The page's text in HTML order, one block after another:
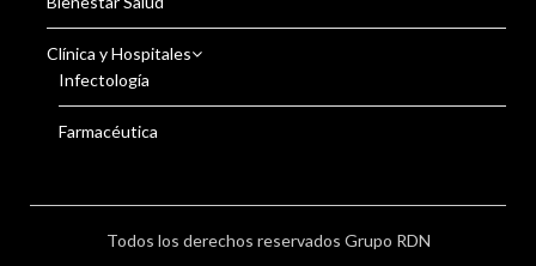
Clínica y Hospitales
Infectología
Farmacéutica
Todos los derechos reservados Grupo RDN